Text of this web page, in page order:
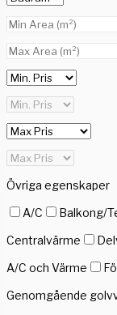
Övriga egenskaper
A/C
Balkong/
Centralvärme
A/C och Värme
Genomgående